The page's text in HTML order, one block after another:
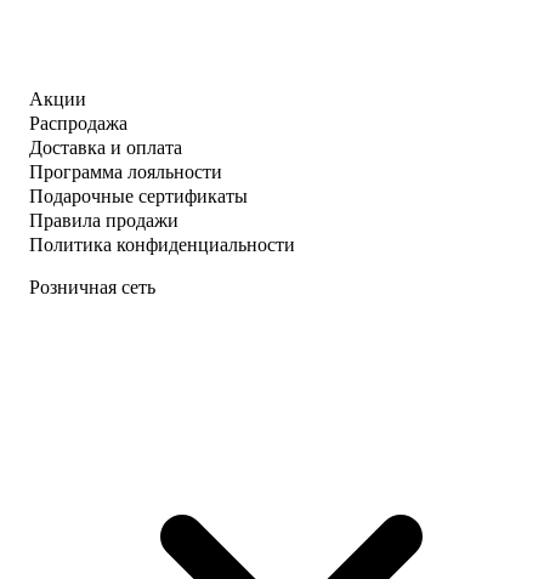
Акции
Распродажа
Доставка и оплата
Программа лояльности
Подарочные сертификаты
Правила продажи
Политика конфиденциальности
Розничная сеть